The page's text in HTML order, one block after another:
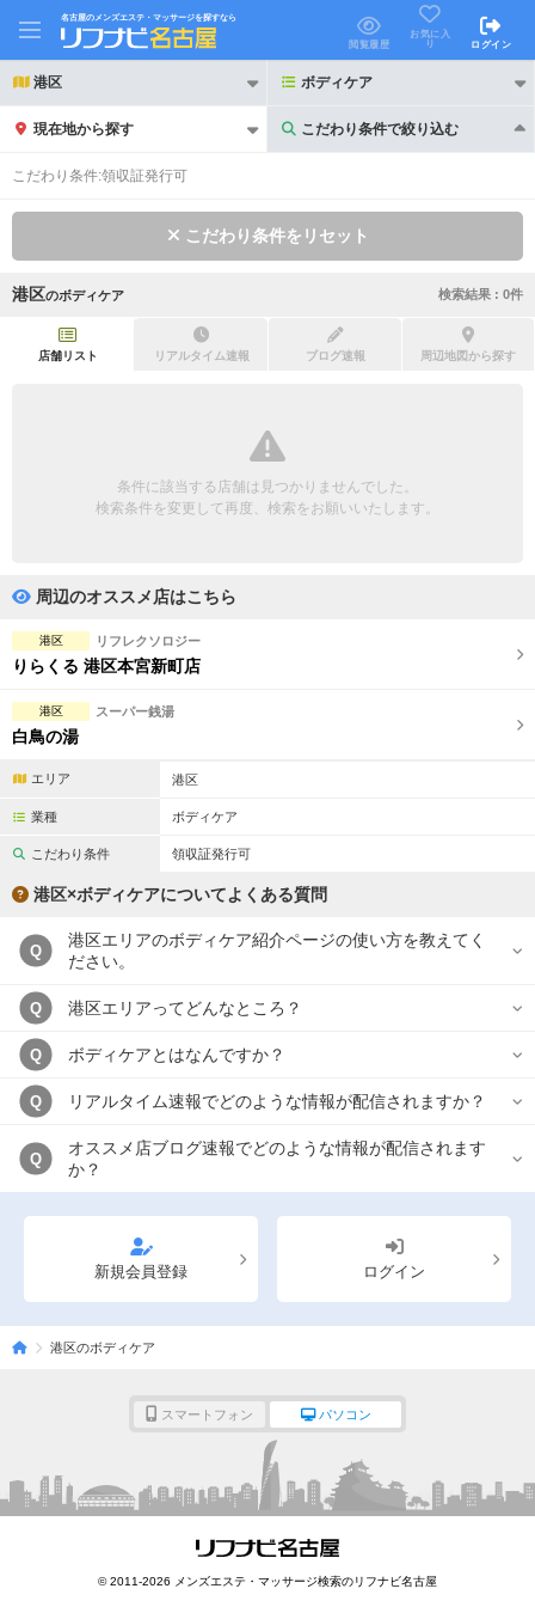
名古屋のメンズエステ・マッサージを探すなら
閲覧履歴
お気に入
り
ログイン
港区 ボディケア
現在地から探す こだわり条件で絞り込む
こだわり条件で絞り込む
初回割引あり リピーター割引あり
団体様歓迎
ペアルームあり
フットバスあり
日本人スタッフのみ
スタッフ指名可
駅から徒歩5分以内
こだわり条件を変更
閉じる
こだわり条件:領収証発行可
こだわり条件をリセット
港区のボディケア 検索結果 : 0件
店舗リスト リアルタイム速報 ブログ速報 周辺地図から探す
条件に該当する店舗は見つかりませんでした。
検索条件を変更して再度、検索をお願いいたします。
周辺のオススメ店はこちら
港区 リフレクソロジー
りらくる 港区本宮新町店
港区 スーパー銭湯
白鳥の湯
エリア 港区
業種 ボディケア
こだわり条件 領収証発行可
港区×ボディケアについてよくある質問
Q
港区エリアのボディケア紹介ページの使い方を教えてく
ださい。
Q 港区エリアってどんなところ？
Q ボディケアとはなんですか？
Q リアルタイム速報でどのような情報が配信されますか？
Q
オススメ店ブログ速報でどのような情報が配信されます
か？
新規会員登録 ログイン
港区のボディケア
スマートフォン パソコン
© 2011-2026 メンズエステ・マッサージ検索のリフナビ名古屋